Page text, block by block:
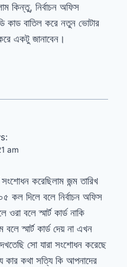
কিন্তু, নির্বাচন অফিস
কাড বাতিল করে নতুন ভোটার
একটু জানাবেন।
am
করেছিলাম জন্ম তারিখ
কল দিলে বলে নির্বাচন অফিস
বলে স্মার্ট কার্ড নাকি
স্মার্ট কার্ড দেয় না এখন
সো যারা সংশোধন করেছে
কার কথা সত্যি কি আপনাদের